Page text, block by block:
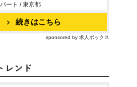
ート / 東京都
続きはこちら
sponsored by 求人ボックス